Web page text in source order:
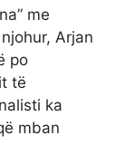
me
Arjan
po
të
ka
mban